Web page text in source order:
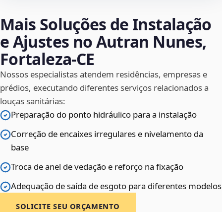
Mais Soluções de Instalação
e Ajustes no Autran Nunes,
Fortaleza‑CE
Nossos especialistas atendem residências, empresas e
prédios, executando diferentes serviços relacionados a
louças sanitárias:
Preparação do ponto hidráulico para a instalação
Correção de encaixes irregulares e nivelamento da
base
Troca de anel de vedação e reforço na fixação
Adequação de saída de esgoto para diferentes modelos
SOLICITE SEU ORÇAMENTO